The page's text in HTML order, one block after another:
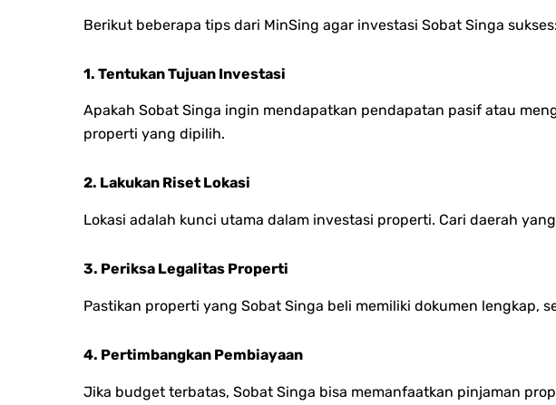
Berikut beberapa tips dari MinSing agar investasi Sobat Singa sukses:
1. Tentukan Tujuan Investasi
Apakah Sobat Singa ingin mendapatkan pendapatan pasif atau
properti yang dipilih.
2. Lakukan Riset Lokasi
Lokasi adalah kunci utama dalam investasi properti. Cari daerah
3. Periksa Legalitas Properti
Pastikan properti yang Sobat Singa beli memiliki dokumen lengkap,
4. Pertimbangkan Pembiayaan
Jika budget terbatas, Sobat Singa bisa memanfaatkan pinjaman